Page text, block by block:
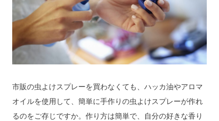
市販の虫よけスプレーを買わなくても、ハッカ油やアロマ
オイルを使用して、簡単に手作りの虫よけスプレーが作れ
るのをご存じですか。作り方は簡単で、自分の好きな香り